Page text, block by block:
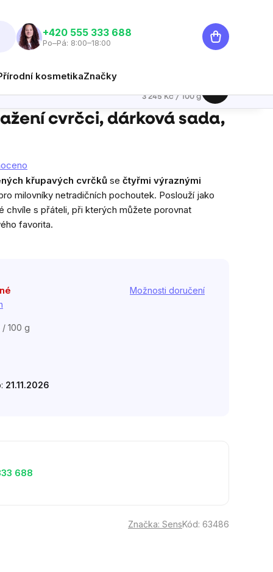
‭+420 555 333 688
Po–Pá: 8:00–18:00
Nákupní
košík
kosmetikaZnačky
cvrčci, dárková sada,
křupavých cvrčků se čtyřmi výraznými
milovníky netradičních pochoutek. Poslouží jako
chvíle s přáteli, při kterých můžete porovnat
favorita.
Možnosti doručení
100 g
21.11.2026
688
Značka: SensKód: 63486
Měrná cena:
3 245 Kč / 100 g